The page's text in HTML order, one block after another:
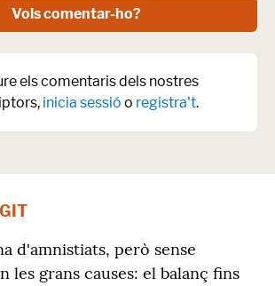
Vols comentar-ho?
els comentaris dels nostres
inicia sessió o registra't.
d'amnistiats, però sense
les grans causes: el balanç fins